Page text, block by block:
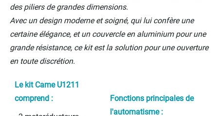
des piliers de grandes dimensions.
Avec un design moderne et soigné, qui lui confère une
certaine élégance, et un couvercle en aluminium pour une
grande résistance, ce kit est la solution pour une ouverture
en toute discrétion.
Le kit Came U1211
comprend :
Fonctions principales de
l'automatisme :